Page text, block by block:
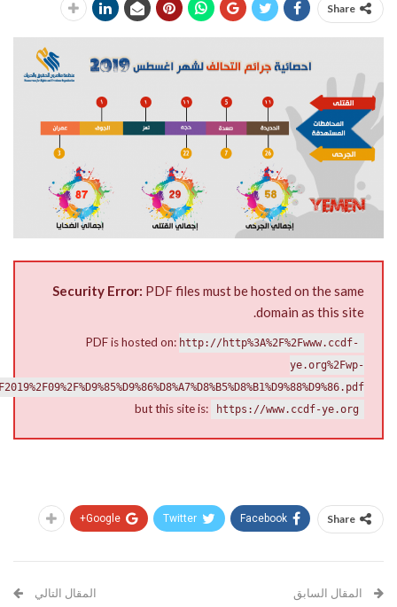
Share
Security Error: PDF files must be hosted on the same
domain as this site.
PDF is hosted on: http://http%3A%2F%2Fwww.ccdf-
ye.org%2Fwp-
but this site is: https://www.ccdf-ye.org
Share
Facebook
Twitter
Google+
المقال السابق المقال التالي